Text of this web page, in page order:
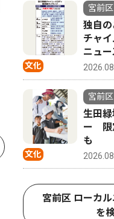
文化
宮前区
独自
チャ
ニュ
文化
宮前区
生田
ー 限
も
宮前区 ローカ
を